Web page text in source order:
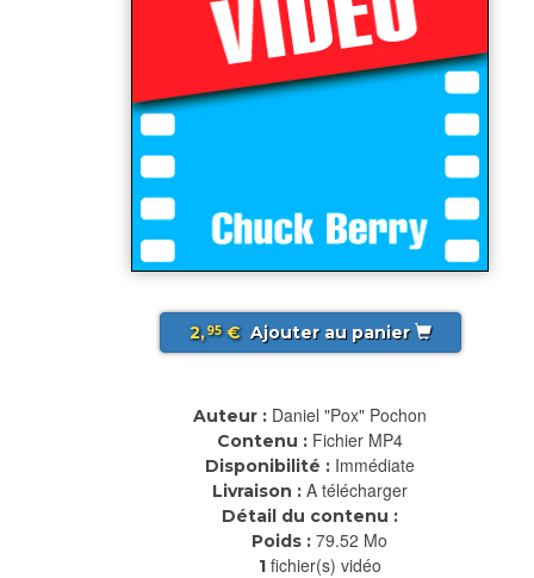
2,95€ Ajouter au panier
Auteur : Daniel "Pox" Pochon
Contenu : Fichier MP4
Disponibilité : Immédiate
Livraison : A télécharger
Détail du contenu :
Poids : 79.52 Mo
1 fichier(s) vidéo